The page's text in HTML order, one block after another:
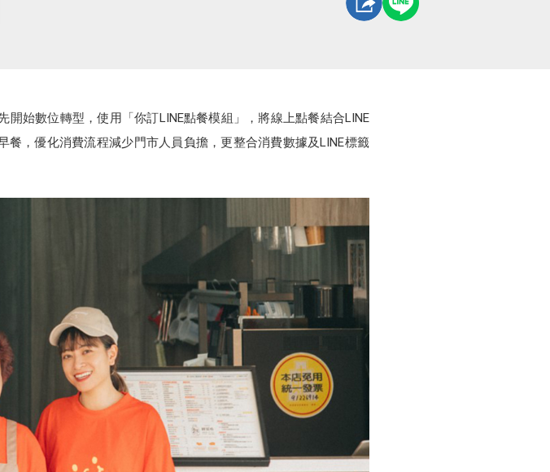
始數位轉型，使用「你訂LINE點餐模組」，將線上點餐結合LINE
，優化消費流程減少門市人員負擔，更整合消費數據及LINE標籤